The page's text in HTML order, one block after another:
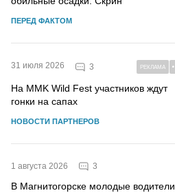
ПЕРЕД ФАКТОМ
31 июля 2026 3 РЕКЛАМА
На MMK Wild Fest участников ждут
гонки на сапах
НОВОСТИ ПАРТНЕРОВ
1 августа 2026 3
В Магнитогорске молодые водители